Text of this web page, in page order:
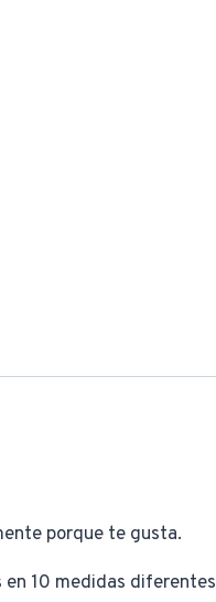
porque te gusta.
10 medidas diferentes